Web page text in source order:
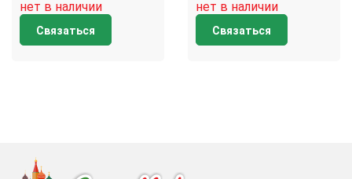
нет в наличии
Связаться
нет в наличии
Связаться